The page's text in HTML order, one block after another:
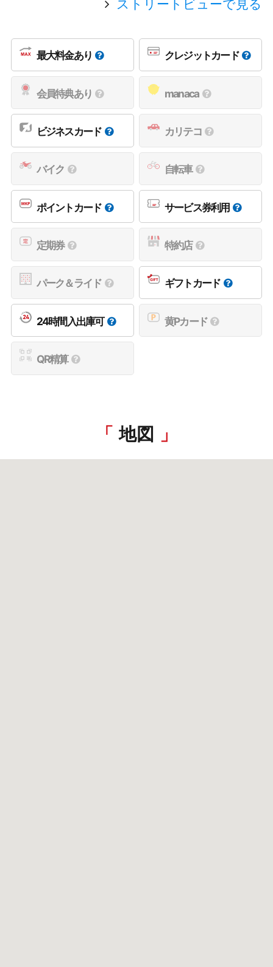
ストリートビューで見る
最大料金あり クレジットカード
会員特典あり manaca
ビジネスカード カリテコ
バイク 自転車
ポイントカード サービス券利用
定期券 特約店
パーク＆ライド ギフトカード
24時間入出庫可 黄Pカード
QR精算
地図